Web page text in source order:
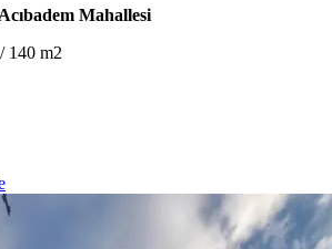
Mahallesi
/ 140 m2